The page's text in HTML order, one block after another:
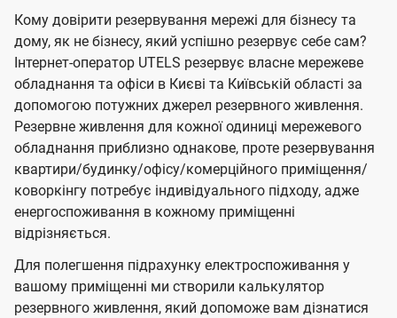
Кому довірити резервування мережі для бізнесу та
дому, як не бізнесу, який успішно резервує себе сам?
Інтернет-оператор UTELS резервує власне мережеве
обладнання та офіси в Києві та Київській області за
допомогою потужних джерел резервного живлення.
Резервне живлення для кожної одиниці мережевого
обладнання приблизно однакове, проте резервування
квартири/будинку/офісу/комерційного приміщення/
коворкінгу потребує індивідуального підходу, адже
енергоспоживання в кожному приміщенні
відрізняється.
Для полегшення підрахунку електроспоживання у
вашому приміщенні ми створили калькулятор
резервного живлення, який допоможе вам дізнатися